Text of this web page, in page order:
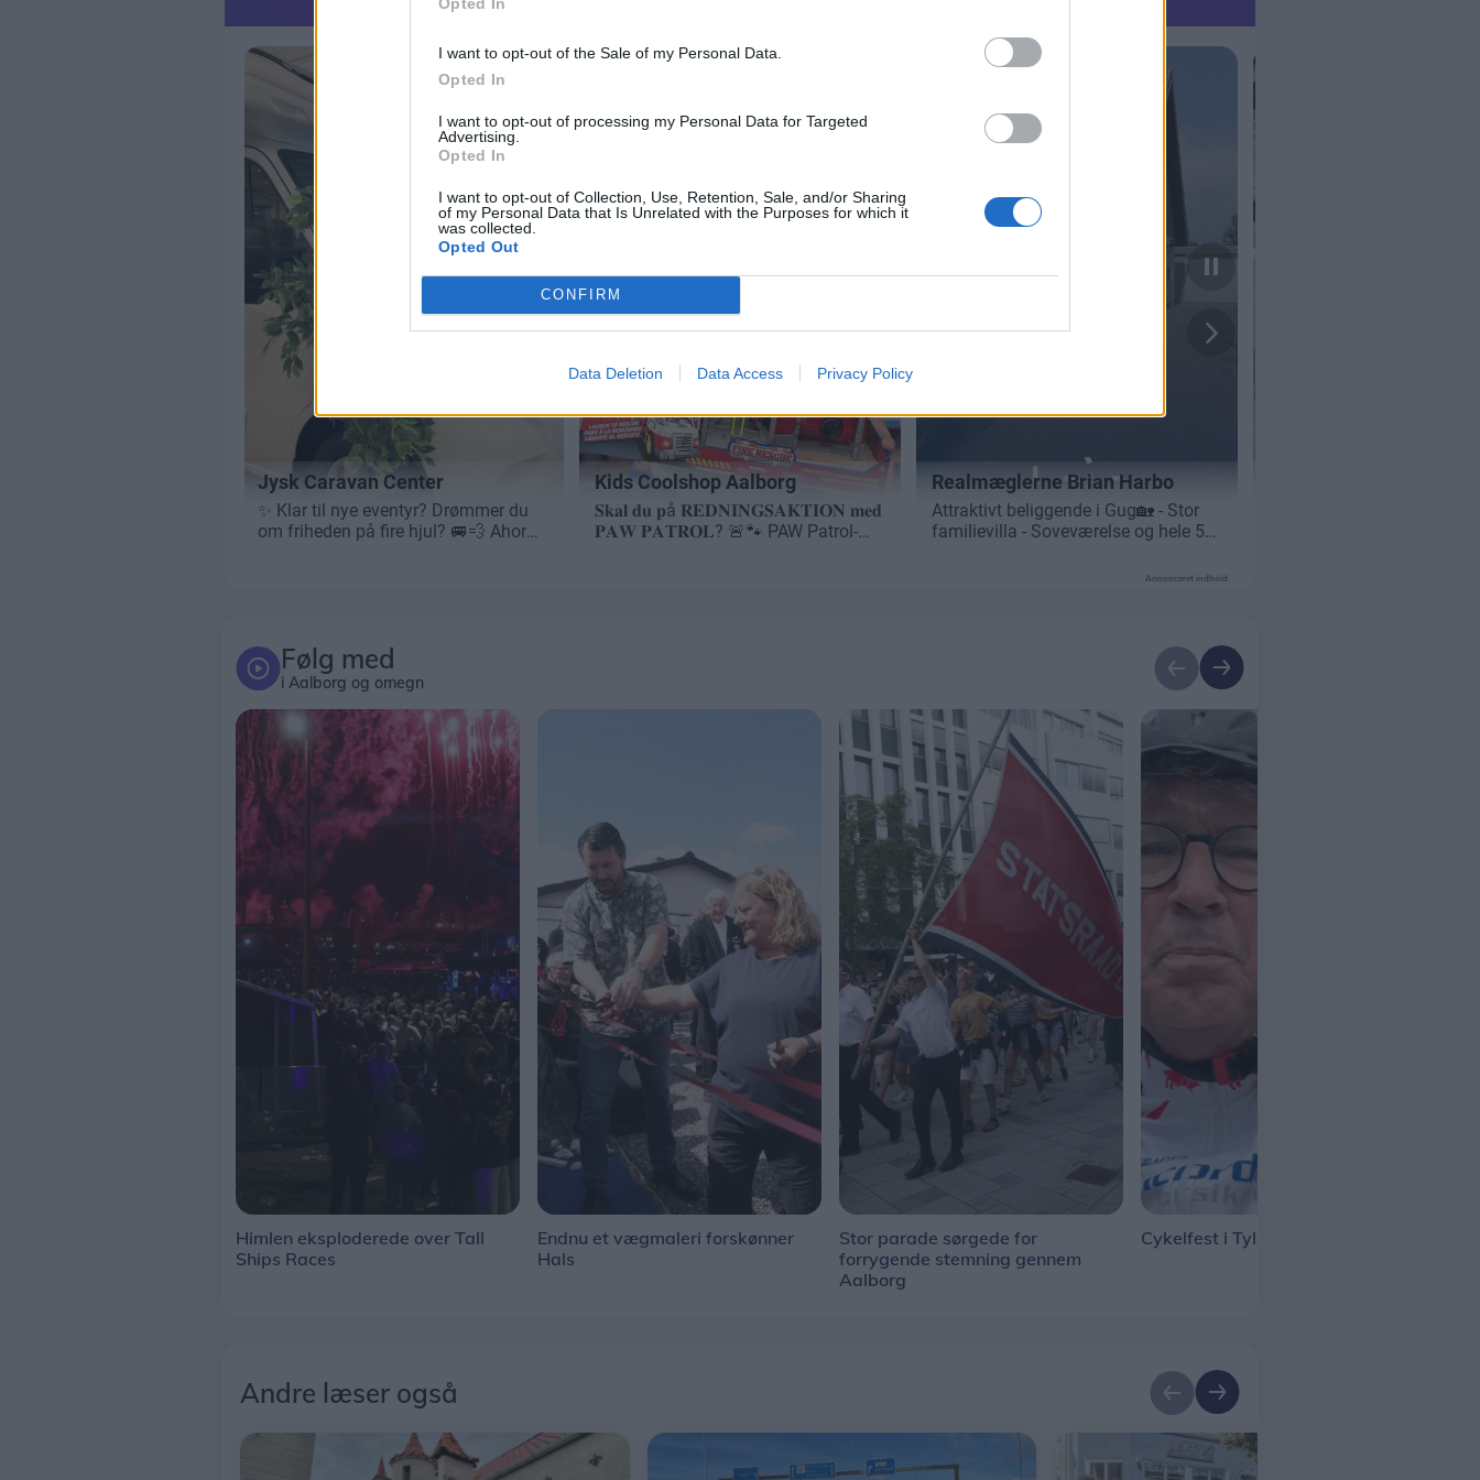
I want to opt-out of the Sale of my Personal Data.
Opted In
I want to opt-out of processing my Personal Data for Targeted
Advertising.
Opted In
I want to opt-out of Collection, Use, Retention, Sale, and/or Sharing
of my Personal Data that Is Unrelated with the Purposes for which it
was collected.
Opted Out
CONFIRM
Data Deletion Data Access Privacy Policy
Annonceret indhold
Følg med
i Aalborg og omegn
Himlen eksploderede over Tall
Ships Races
Endnu et vægmaleri forskønner
Hals
Stor parade sørgede for
forrygende stemning gennem
Aalborg
Cykelfest i Tylstrup
Andre læser også